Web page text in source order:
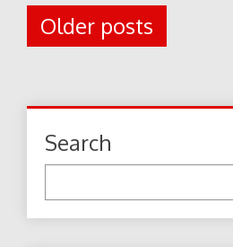
Posts
Older posts
Search